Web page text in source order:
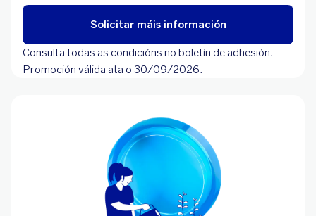
Solicitar máis información
Consulta todas as condicións no boletín de adhesión.
Promoción válida ata o 30/09/2026.